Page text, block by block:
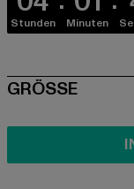
Stunden Minuten
SIZE
GRÖSSE